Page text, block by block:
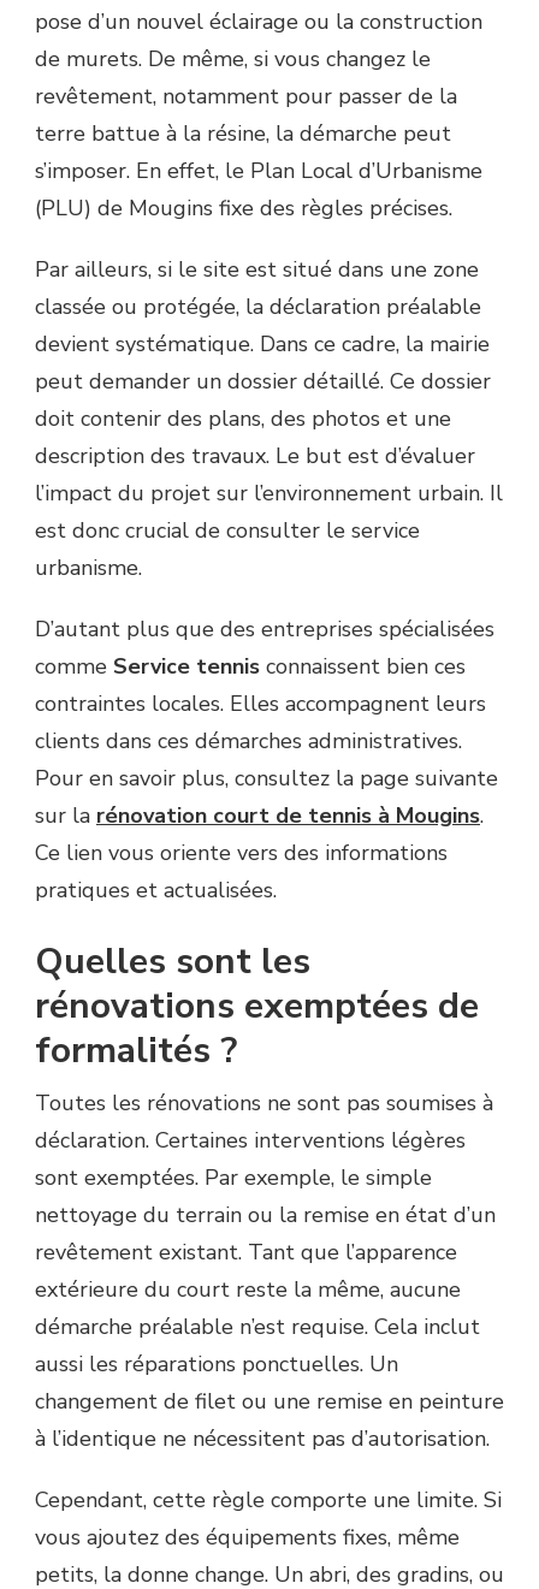
pose d’un nouvel éclairage ou la construction
de murets. De même, si vous changez le
revêtement, notamment pour passer de la
terre battue à la résine, la démarche peut
s’imposer. En effet, le Plan Local d’Urbanisme
(PLU) de Mougins fixe des règles précises.
Par ailleurs, si le site est situé dans une zone
classée ou protégée, la déclaration préalable
devient systématique. Dans ce cadre, la mairie
peut demander un dossier détaillé. Ce dossier
doit contenir des plans, des photos et une
description des travaux. Le but est d’évaluer
l’impact du projet sur l’environnement urbain. Il
est donc crucial de consulter le service
urbanisme.
D’autant plus que des entreprises spécialisées
comme Service tennis connaissent bien ces
contraintes locales. Elles accompagnent leurs
clients dans ces démarches administratives.
Pour en savoir plus, consultez la page suivante
sur la rénovation court de tennis à Mougins.
Ce lien vous oriente vers des informations
pratiques et actualisées.
Quelles sont les
rénovations exemptées de
formalités ?
Toutes les rénovations ne sont pas soumises à
déclaration. Certaines interventions légères
sont exemptées. Par exemple, le simple
nettoyage du terrain ou la remise en état d’un
revêtement existant. Tant que l’apparence
extérieure du court reste la même, aucune
démarche préalable n’est requise. Cela inclut
aussi les réparations ponctuelles. Un
changement de filet ou une remise en peinture
à l’identique ne nécessitent pas d’autorisation.
Cependant, cette règle comporte une limite. Si
vous ajoutez des équipements fixes, même
petits, la donne change. Un abri, des gradins, ou